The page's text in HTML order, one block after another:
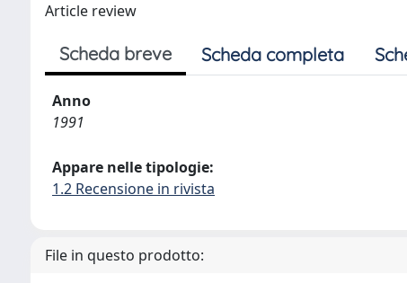
Article review
Scheda breve Scheda completa
Anno
1991
Appare nelle tipologie:
1.2 Recensione in rivista
File in questo prodotto: